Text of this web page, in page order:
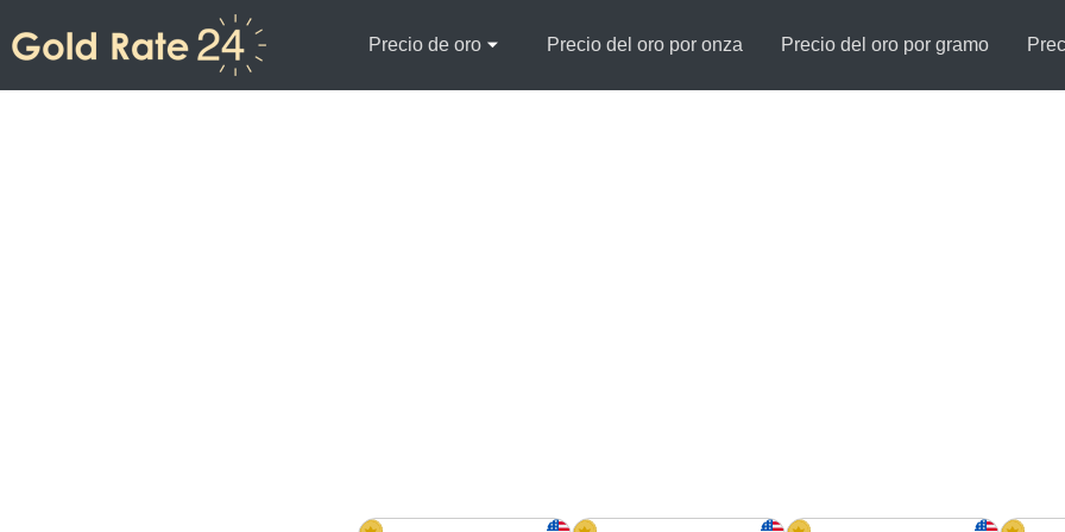
Precio de oro Precio del oro por onza Precio del oro por gramo